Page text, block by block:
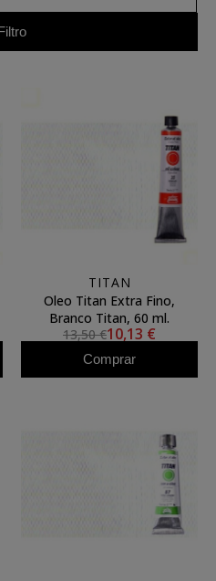
TITAN
Oleo Titan Extra Fino,
Branco Titan, 60 ml.
13,50 €10,13 €
Comprar